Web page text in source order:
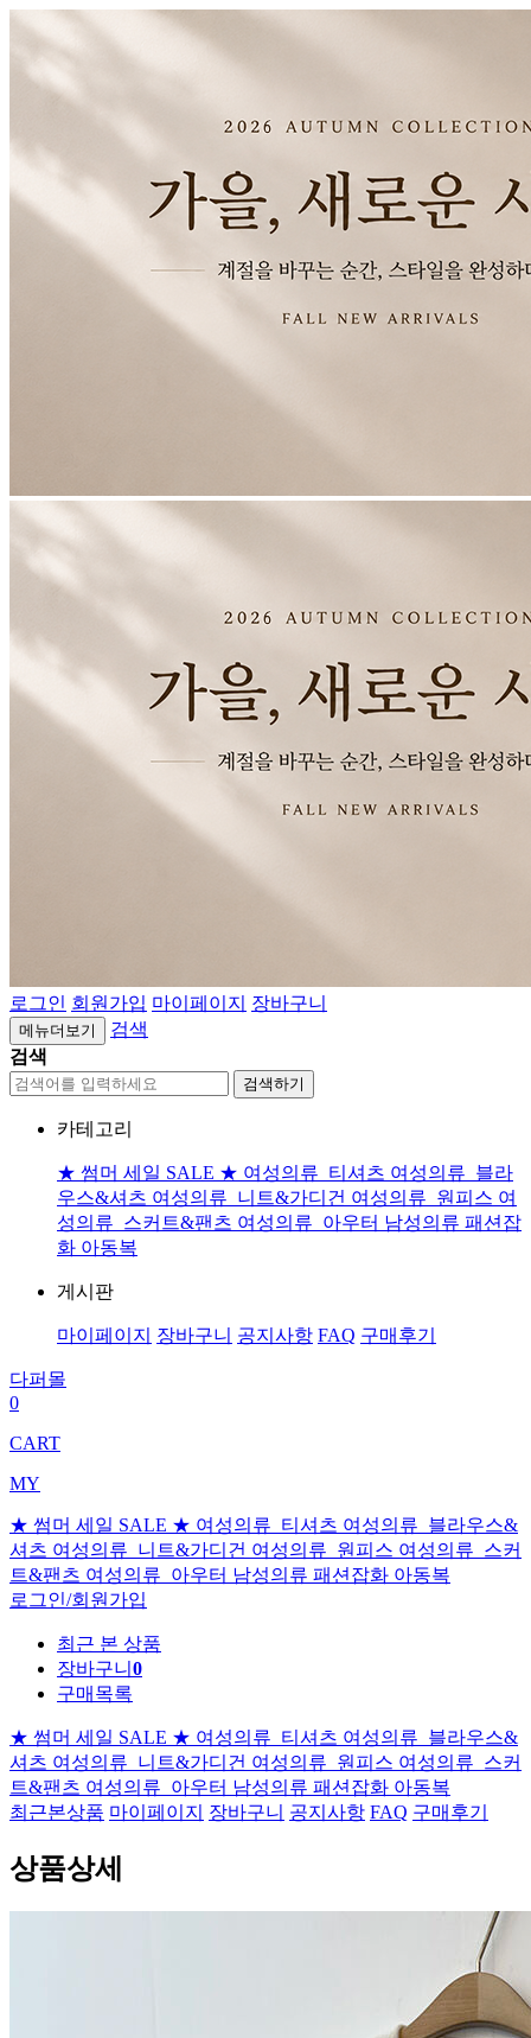
로그인 회원가입 마이페이지 장바구니
메뉴더보기
검색
검색
검색하기
카테고리
★ 썸머 세일 SALE ★ 여성의류_티셔츠 여성의류_블라
우스&셔츠 여성의류_니트&가디건 여성의류_원피스 여
성의류_스커트&팬츠 여성의류_아우터 남성의류 패션잡
화 아동복
게시판
마이페이지 장바구니 공지사항 FAQ 구매후기
다퍼몰
0
CART
MY
★ 썸머 세일 SALE ★ 여성의류_티셔츠 여성의류_블라우스&
셔츠 여성의류_니트&가디건 여성의류_원피스 여성의류_스커
트&팬츠 여성의류_아우터 남성의류 패션잡화 아동복
로그인/회원가입
최근 본 상품
장바구니 0
구매목록
★ 썸머 세일 SALE ★ 여성의류_티셔츠 여성의류_블라우스&
셔츠 여성의류_니트&가디건 여성의류_원피스 여성의류_스커
트&팬츠 여성의류_아우터 남성의류 패션잡화 아동복
최근본상품 마이페이지 장바구니 공지사항 FAQ 구매후기
상품상세